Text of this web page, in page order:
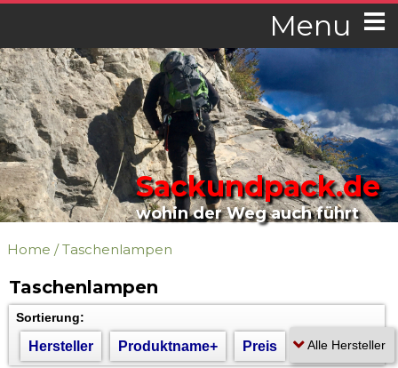
Menu
Sackundpack.de
wohin der Weg auch führt
Home /Taschenlampen
Taschenlampen
Sortierung:
Hersteller Produktname+ Preis